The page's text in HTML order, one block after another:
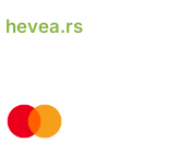
hevea.rs